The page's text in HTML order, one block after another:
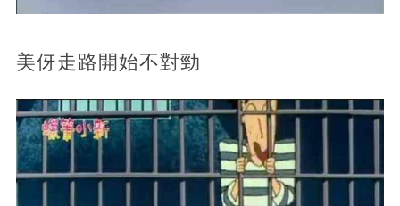
美伢走路開始不對勁